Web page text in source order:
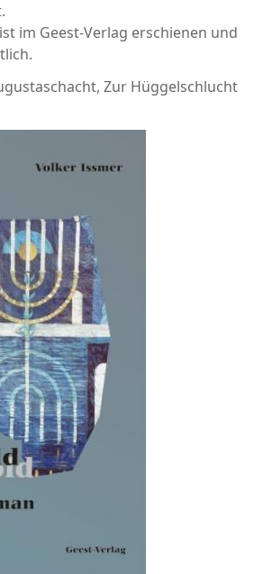
im Geest-Verlag erschienen und
Zur Hüggelschlucht